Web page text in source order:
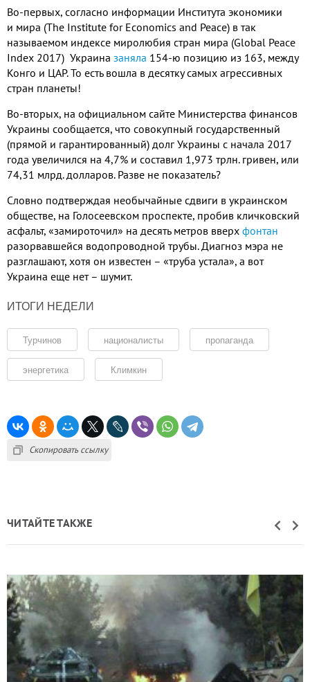
Во-первых, согласно информации Института экономики
и мира (The Institute for Economics and Peace) в так
называемом индексе миролюбия стран мира (Global Peace
Index 2017) Украина заняла 154-ю позицию из 163, между
Конго и ЦАР. То есть вошла в десятку самых агрессивных
стран планеты!
Во-вторых, на официальном сайте Министерства финансов
Украины сообщается, что совокупный государственный
(прямой и гарантированный) долг Украины с начала 2017
года увеличился на 4,7% и составил 1,973 трлн. гривен, или
74,31 млрд. долларов. Разве не показатель?
Словно подтверждая необычайные сдвиги в украинском
обществе, на Голосеевском проспекте, пробив кличковский
асфальт, «замироточил» на десять метров вверх фонтан
разорвавшейся водопроводной трубы. Диагноз мэра не
разглашают, хотя он известен – «труба устала», а вот
Украина еще нет – шумит.
ИТОГИ НЕДЕЛИ
Турчинов националисты пропаганда
энергетика Климкин
Скопировать ссылку
ЧИТАЙТЕ ТАКЖЕ